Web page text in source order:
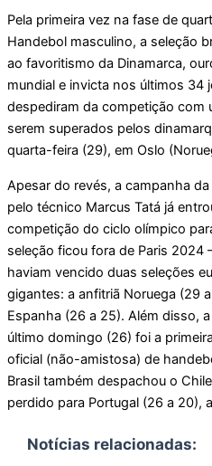
Pela primeira vez na fase de
Handebol masculino, a seleção
ao favoritismo da Dinamarca,
mundial e invicta nos últimos 34
despediram da competição com
serem superados pelos
quarta-feira (29), em Oslo
Apesar do revés, a campanha
pelo técnico Marcus Tatá já
competição do ciclo olímpico
seleção ficou fora de Paris 2024
haviam vencido duas seleções
gigantes: a anfitriã Noruega (29
Espanha (26 a 25). Além disso,
último domingo (26) foi a
oficial (não-amistosa) de
Brasil também despachou o
perdido para Portugal (26 a 20),
Notícias relacionadas: